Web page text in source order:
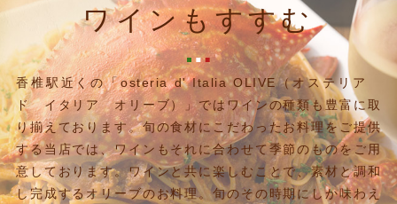
ワインもすすむ
香椎駅近くの「osteria d' Italia OLIVE（オステリア
ド イタリア オリーブ）」ではワインの種類も豊富に取
り揃えております。旬の食材にこだわったお料理をご提供
する当店では、ワインもそれに合わせて季節のものをご用
意しております。ワインと共に楽しむことで、素材と調和
し完成するオリーブのお料理。旬のその時期にしか味わえ